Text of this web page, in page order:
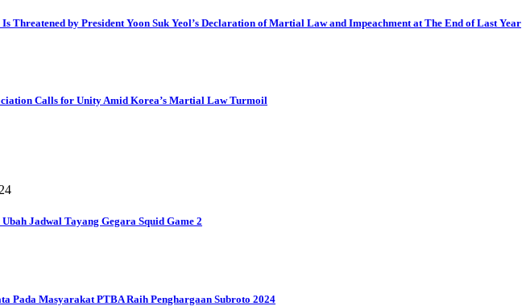
Threatened by President Yoon Suk Yeol’s Declaration of Martial Law and Impeachment at The End of Last Year
Calls for Unity Amid Korea’s Martial Law Turmoil
Jadwal Tayang Gegara Squid Game 2
Pada Masyarakat PTBA Raih Penghargaan Subroto 2024